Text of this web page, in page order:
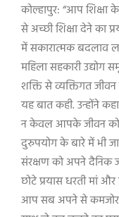
कोल्हापुर:“आप शिक्षा
से अच्छी शिक्षा देने का
में सकारात्मक बदलाव
महिला सहकारी उद्योग
शक्ति से व्यक्तिगत
यह बात कही. उन्होंने
न केवल आपके जीवन
दुरुपयोग के बारे में भी
संरक्षण को अपने दैनिक
छोटे प्रयास धरती मां
आप सब अपने से कमजोर